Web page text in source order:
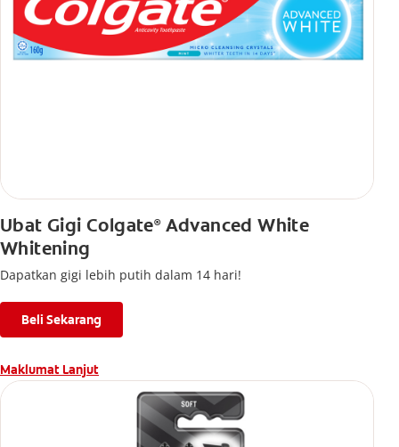
Ubat Gigi Colgate®Advanced White
Whitening
Dapatkan gigi lebih putih dalam 14 hari!
Beli Sekarang
Maklumat Lanjut